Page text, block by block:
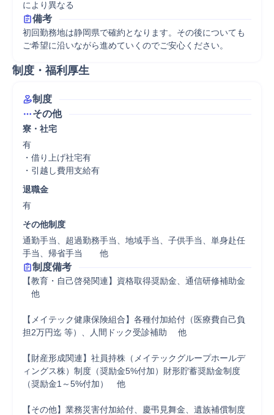
により異なる
備考
初回勤務地は静岡県で確約となります。その後についても
ご希望に沿いながら進めていくのでご安心ください。
制度・福利厚生
制度
その他
寮・社宅
有
・借り上げ社宅有
・引越し費用支給有
退職金
有
その他制度
通勤手当、超過勤務手当、地域手当、子供手当、単身赴任
手当、帰省手当　　他
制度備考
【教育・自己啓発関連】資格取得奨励金、通信研修補助金
他
【メイテック健康保険組合】各種付加給付（医療費自己負
担2万円迄 等）、人間ドック受診補助 　他
【財産形成関連】社員持株（メイテックグループホールデ
ィングス株）制度（奨励金5%付加）財形貯蓄奨励金制度
（奨励金1～5%付加）　他
【その他】業務災害付加給付、慶弔見舞金、遺族補償制度